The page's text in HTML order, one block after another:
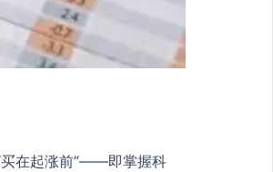
买在起涨前”——即掌握科